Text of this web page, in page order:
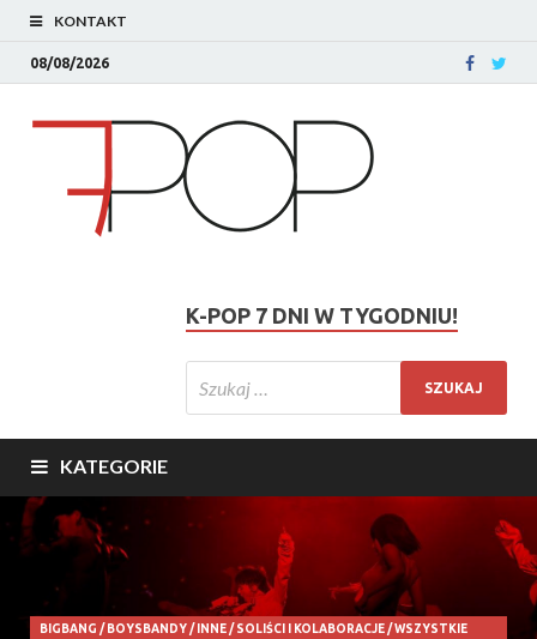
KONTAKT
08/08/2026
K-POP 7 DNI W TYGODNIU!
KATEGORIE
BIGBANG /BOYSBANDY/ INNE/SOLIŚCI I KOLABORACJE/WSZYSTKIE